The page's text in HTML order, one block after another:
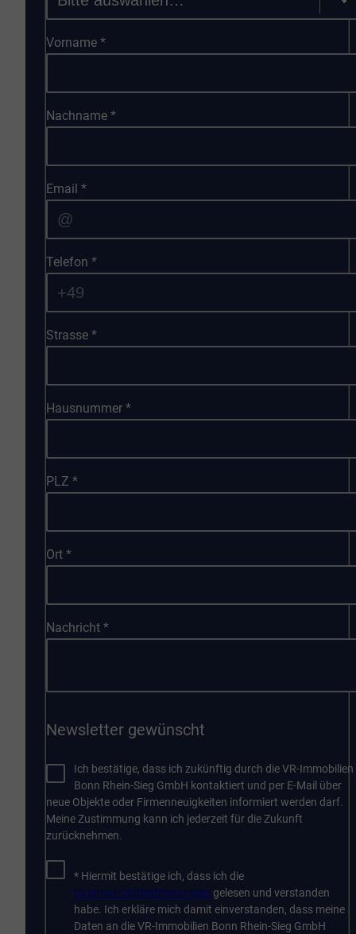
Vorname*
Nachname*
Email*
Telefon*
Strasse*
Hausnummer*
PLZ*
Ort*
Nachricht*
Newsletter gewünscht
Ich bestätige, dass ich zukünftig durch die VR-Immobilien
Bonn Rhein-Sieg GmbH kontaktiert und per E-Mail über
neue Objekte oder Firmenneuigkeiten informiert werden darf.
Meine Zustimmung kann ich jederzeit für die Zukunft
zurücknehmen.
* Hiermit bestätige ich, dass ich die
Datenschutzbestimmungen gelesen und verstanden
habe. Ich erkläre mich damit einverstanden, dass meine
Daten an die VR-Immobilien Bonn Rhein-Sieg GmbH